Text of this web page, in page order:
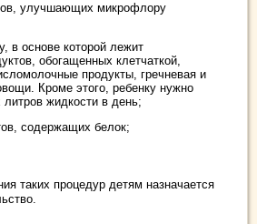
улучшающих микрофлору
в основе которой лежит
обогащенных клетчаткой,
продукты, гречневая и
Кроме этого, ребенку нужно
жидкости в день;
содержащих белок;
таких процедур детям назначается